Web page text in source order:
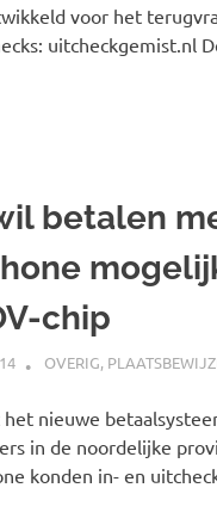
voor het
uitcheckgemist.nl
betalen
chip
JOHAN
OVERIG,
nieuwe
in de noordelijke
konden in- en